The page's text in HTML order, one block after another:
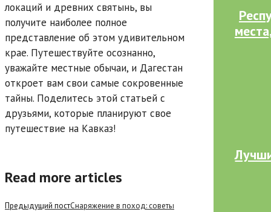
локаций и древних святынь, вы
получите наиболее полное
представление об этом удивительном
крае. Путешествуйте осознанно,
уважайте местные обычаи, и Дагестан
откроет вам свои самые сокровенные
тайны. Поделитесь этой статьей с
друзьями, которые планируют свое
путешествие на Кавказ!
Read more articles
Предыдущий постСнаряжение в поход: советы